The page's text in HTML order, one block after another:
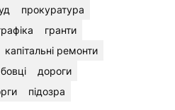
прокуратура
гранти
капітальні ремонти
дороги
підозра